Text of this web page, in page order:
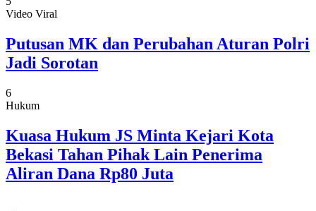
Video Viral
Putusan MK dan Perubahan Aturan Polri
Jadi Sorotan
6
Hukum
Kuasa Hukum JS Minta Kejari Kota
Bekasi Tahan Pihak Lain Penerima
Aliran Dana Rp80 Juta